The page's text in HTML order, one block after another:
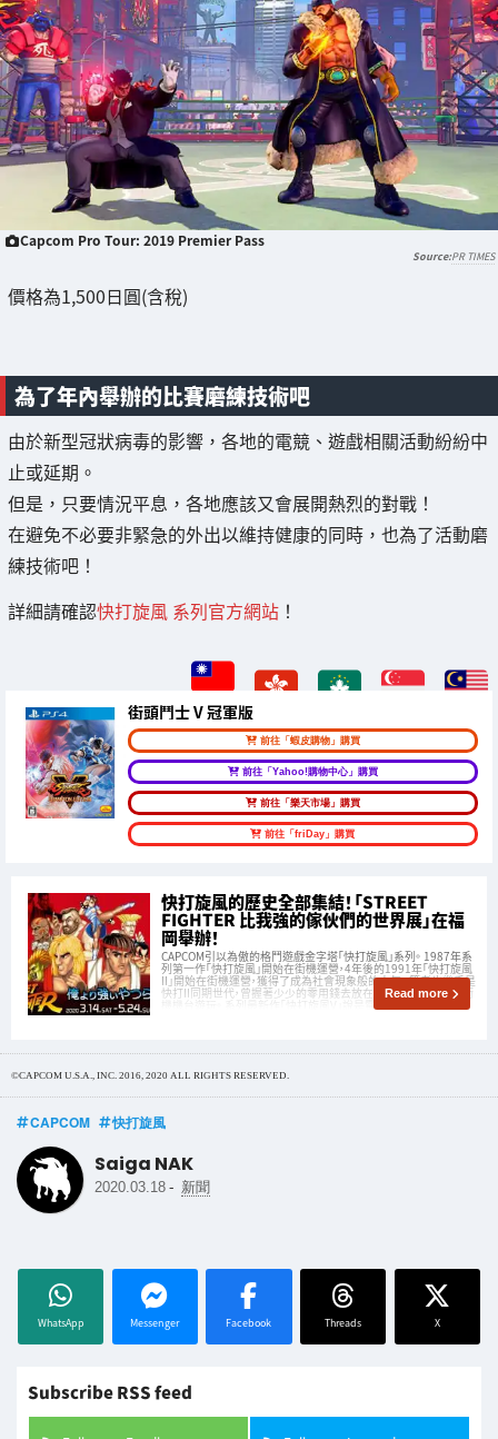
Capcom Pro Tour: 2019 Premier Pass
PR TIMES
價格為1,500日圓(含稅)
為了年內舉辦的比賽磨練技術吧
由於新型冠狀病毒的影響，各地的電競、遊戲相關活動紛紛中
止或延期。
但是，只要情況平息，各地應該又會展開熱烈的對戰！
在避免不必要非緊急的外出以維持健康的同時，也為了活動磨
練技術吧！
詳細請確認快打旋風 系列官方網站 ！
街頭鬥士 V 冠軍版
前往「蝦皮購物」購買
前往「Yahoo!購物中心」購買
前往「樂天市場」購買
前往「friDay」購買
快打旋風的歷史全部集結！「STREET
FIGHTER 比我強的傢伙們的世界展」在福
岡舉辦！
CAPCOM引以為傲的格鬥遊戲金字塔「快打旋風」系列。 1987年系
列第一作「快打旋風」開始在街機運營，4年後的1991年「快打旋風
II」開始在街機運營，獲得了成為社會現象般的人氣。 筆者也幾乎是
快打II同期世代，曾握著少少的零用錢去放在鄉下小鎮咖啡店的街
機機台遊玩。 系列最新作「快打旋風V」說是電子競技項目的代
Read more
©CAPCOM U.S.A., INC. 2016, 2020 ALL RIGHTS RESERVED.
CAPCOM 快打旋風
Saiga NAK
2020.03.18 - 新聞
WhatsApp Messenger Facebook Threads X
Subscribe RSS feed